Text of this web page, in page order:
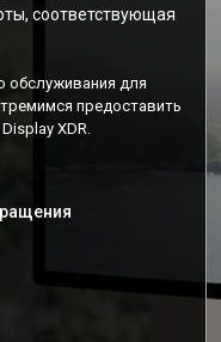
соответствующая
обслуживания для
предоставить
XDR.